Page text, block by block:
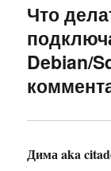
Что
Debian/
Дима aka